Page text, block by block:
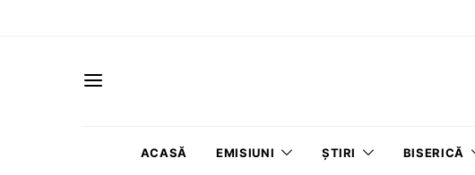
ACASĂ EMISIUNI ȘTIRI BISERICĂ